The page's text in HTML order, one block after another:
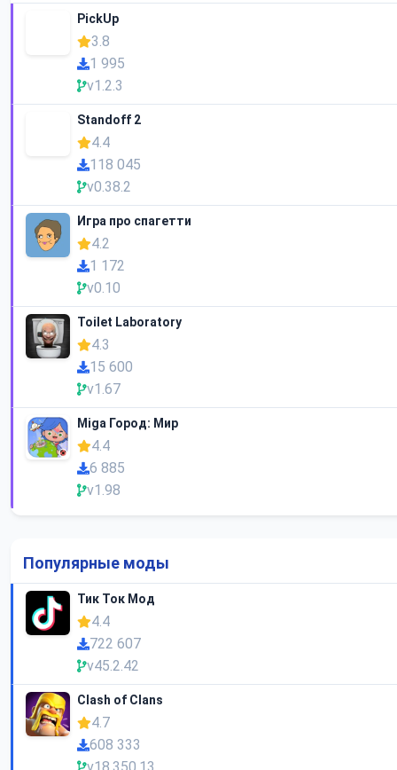
PickUp
3.8
1 995
v1.2.3
Standoff 2
4.4
118 045
v0.38.2
Игра про спагетти
4.2
1 172
v0.10
Toilet Laboratory
4.3
15 600
v1.67
Miga Город: Мир
4.4
6 885
v1.98
Популярные моды
Тик Ток Мод
4.4
722 607
v45.2.42
Clash of Clans
4.7
608 333